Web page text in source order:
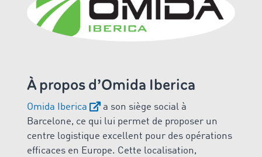
À propos d’Omida Iberica
Omida Iberica
a son siège social à
Barcelone, ce qui lui permet de proposer un
centre logistique excellent pour des opérations
efficaces en Europe. Cette localisation,